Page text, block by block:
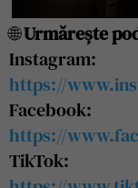
🌐Urmărește
Instagram:
https://
Facebook:
https://
TikTok: